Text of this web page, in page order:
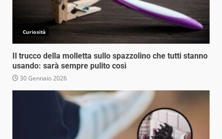
Curiosità
Il trucco della molletta sullo spazzolino che tutti stanno
usando: sarà sempre pulito così
30 Gennaio 2026